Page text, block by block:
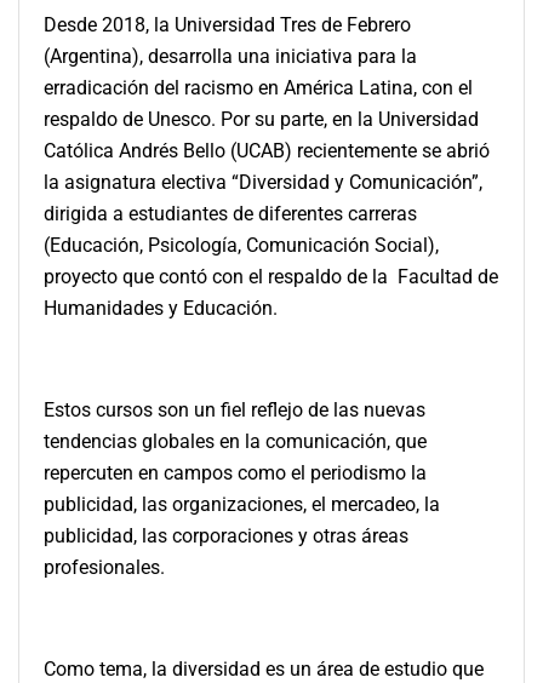
Desde 2018, la Universidad Tres de Febrero
(Argentina), desarrolla una iniciativa para la
erradicación del racismo en América Latina, con el
respaldo de Unesco. Por su parte, en la Universidad
Católica Andrés Bello (UCAB) recientemente se abrió
la asignatura electiva “Diversidad y Comunicación”,
dirigida a estudiantes de diferentes carreras
(Educación, Psicología, Comunicación Social),
proyecto que contó con el respaldo de la Facultad de
Humanidades y Educación.
Estos cursos son un fiel reflejo de las nuevas
tendencias globales en la comunicación, que
repercuten en campos como el periodismo la
publicidad, las organizaciones, el mercadeo, la
publicidad, las corporaciones y otras áreas
profesionales.
Como tema, la diversidad es un área de estudio que